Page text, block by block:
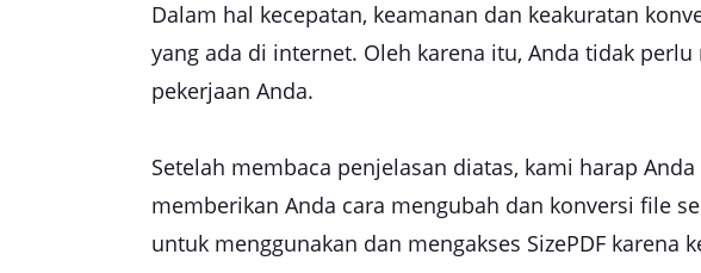
Dalam hal kecepatan, keamanan dan keakuratan
yang ada di internet. Oleh karena itu, Anda tidak
pekerjaan Anda.
Setelah membaca penjelasan diatas, kami harap
memberikan Anda cara mengubah dan konversi file
untuk menggunakan dan mengakses SizePDF